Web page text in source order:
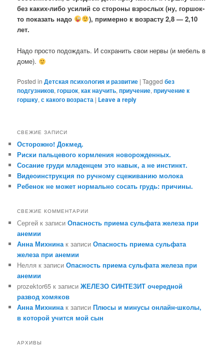
без каких-либо усилий со стороны взрослых (ну, горшок-
то показать надо
), примерно к возрасту 2,8 — 2,10
лет.
Надо просто подождать. И сохранить свои нервы (и мебель в
доме).
Posted in Детская психология и развитие |Tagged без
подгузников,горшок,как научить,приучение,приучение к
горшку,с какого возраста | Leave a reply
СВЕЖИЕ ЗАПИСИ
Осторожно! Докмед.
Риски пальцевого кормления новорожденных.
Сосание груди младенцем это навык, а не инстинкт.
Видеоинструкция по ручному сцеживанию молока
Ребенок не может нормально сосать грудь: причины.
СВЕЖИЕ КОММЕНТАРИИ
Сергей к записиОпасность приема сульфата железа при
анемии
Анна Михнинак записиОпасность приема сульфата
железа при анемии
Нелля к записиОпасность приема сульфата железа при
анемии
prozektor65 к записиЖЕЛЕЗО СИНТЕЗИТ очередной
развод хомяков
Анна Михнинак записиПлюсы и минусы онлайн-школы,
в которой учится мой сын
АРХИВЫ